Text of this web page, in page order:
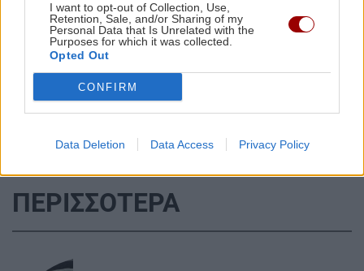
I want to opt-out of Collection, Use,
Retention, Sale, and/or Sharing of my
Personal Data that Is Unrelated with the
Purposes for which it was collected.
Opted Out
CONFIRM
Data Deletion Data Access Privacy Policy
ΕΛΛΑΔΑ
Marfin: Προθεσμία έλαβε η 46χρονη - «Είναι
αθώα» λέει ο συνήγορός της
Δήμας από Καστέλλι: Στόχος το αεροδρόμιο να
λειτουργεί κανονικά τον Νοέμβριο του 2028
12:18
ΕΛΛΑΔΑ
Όλες οι ειδήσεις
ΠΕΡΙΣΣΟΤΕΡΑ